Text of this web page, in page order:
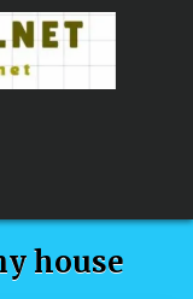
house